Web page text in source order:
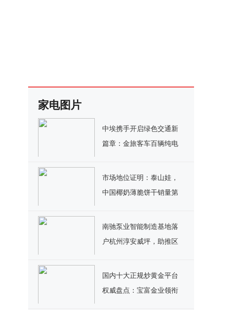
家电图片
中埃携手开启绿色交通新
篇章：金旅客车百辆纯电
市场地位证明：泰山娃，
中国椰奶薄脆饼干销量第
南驰泵业智能制造基地落
户杭州淳安威坪，助推区
国内十大正规炒黄金平台
权威盘点：宝富金业领衔